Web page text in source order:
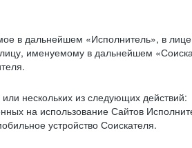
в дальнейшем «Исполнитель», в лице
именуемому в дальнейшем
нескольких из следующих действий:
на использование Сайтов
устройство Соискателя.